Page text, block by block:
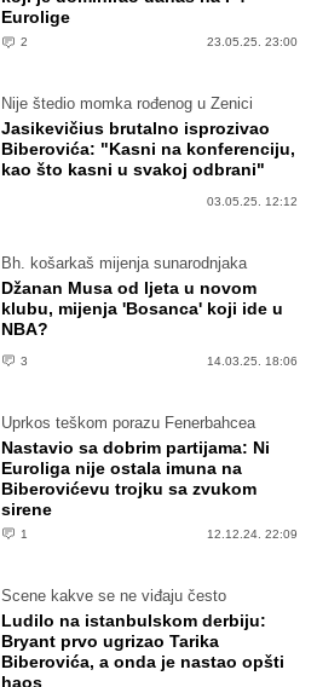
Eurolige
2 23.05.25. 23:00
Nije štedio momka rođenog u Zenici
Jasikevičius brutalno isprozivao
Biberovića: "Kasni na konferenciju,
kao što kasni u svakoj odbrani"
03.05.25. 12:12
Bh. košarkaš mijenja sunarodnjaka
Džanan Musa od ljeta u novom
klubu, mijenja 'Bosanca' koji ide u
NBA?
3 14.03.25. 18:06
Uprkos teškom porazu Fenerbahcea
Nastavio sa dobrim partijama: Ni
Euroliga nije ostala imuna na
Biberovićevu trojku sa zvukom
sirene
1 12.12.24. 22:09
Scene kakve se ne viđaju često
Ludilo na istanbulskom derbiju:
Bryant prvo ugrizao Tarika
Biberovića, a onda je nastao opšti
haos